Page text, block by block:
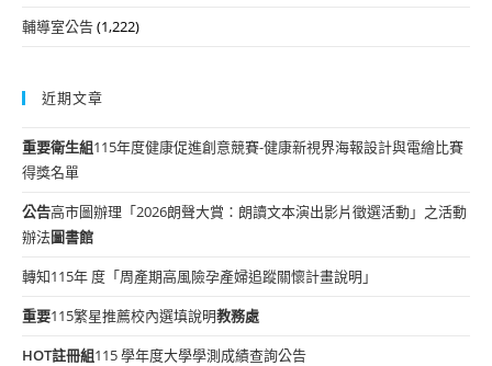
輔導室公告(1,222)
近期文章
重要衛生組115年度健康促進創意競賽-健康新視界海報設計與電繪比賽
得獎名單
公告高市圖辦理「2026朗聲大賞：朗讀文本演出影片徵選活動」之活動
辦法圖書館
轉知115年 度「周產期高風險孕產婦追蹤關懷計畫說明」
重要115繁星推薦校內選填說明教務處
HOT註冊組115 學年度大學學測成績查詢公告